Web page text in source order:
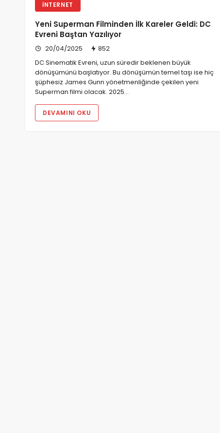
İNTERNET
Yeni Superman Filminden İlk Kareler Geldi: DC
Evreni Baştan Yazılıyor
20/04/2025
852
DC Sinematik Evreni, uzun süredir beklenen büyük
dönüşümünü başlatıyor. Bu dönüşümün temel taşı ise hiç
şüphesiz James Gunn yönetmenliğinde çekilen yeni
Superman filmi olacak. 2025…
DEVAMINI OKU